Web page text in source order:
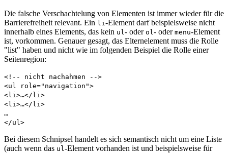
Die falsche Verschachtelung von Elementen ist immer wieder für die
Barrierefreiheit relevant. Ein li-Element darf beispielsweise nicht
innerhalb eines Elements, das kein ul- oder ol- oder menu-Element
ist, vorkommen. Genauer gesagt, das Elternelement muss die Rolle
"list" haben und nicht wie im folgenden Beispiel die Rolle einer
Seitenregion:
<!-- nicht nachahmen -->
<ul role="navigation">
<li>…</li>
<li>…</li>
…
</ul>
Bei diesem Schnipsel handelt es sich semantisch nicht um eine Liste
(auch wenn das ul-Element vorhanden ist und beispielsweise für